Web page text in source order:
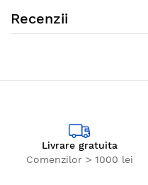
Recenzii
Livrare gratuita
Comenzilor > 1000 lei